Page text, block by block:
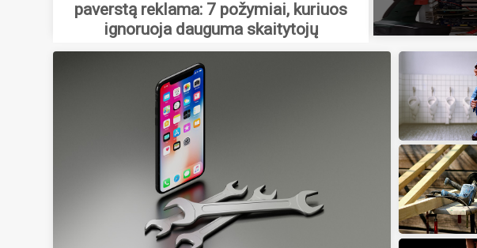
paverstą reklama: 7 požymiai, kuriuos
ignoruoja dauguma skaitytojų